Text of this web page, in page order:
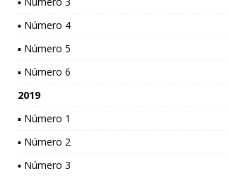
▪ Número 4
▪ Número 5
▪ Número 6
2019
▪ Número 1
▪ Número 2
▪ Número 3